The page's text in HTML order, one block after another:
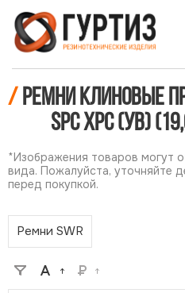
/ Ремни клиновые
SPC XPC (УВ)
*Изображения товаров могут
вида. Пожалуйста, уточняйте
перед покупкой.
Ремни SWR